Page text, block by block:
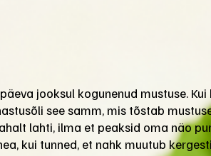
jooksul kogunenud mustuse. Kui
see samm, mis tõstab
lahti, ilma et peaksid oma näo
kui tunned, et nahk muutub